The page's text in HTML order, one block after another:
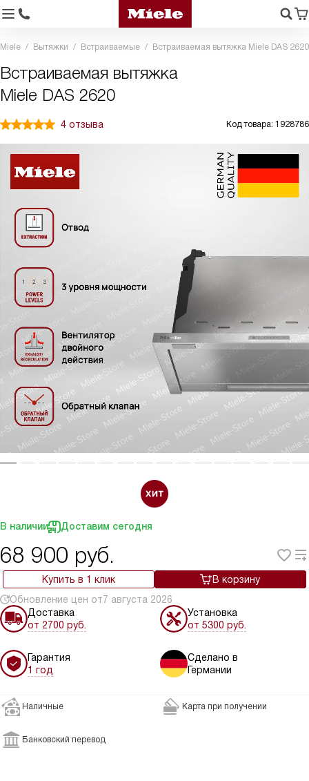
Miele Вытяжки Встраиваемые Встраиваемая вытяжка Miele DAS 2620
Встраиваемая вытяжка
Miele DAS 2620
4 отзыва Код товара: 1928786
В наличии Доставим сегодня
68 900 руб.
Купить в 1 клик
В корзину
Обновление цен от7 августа 2026
Доставка
от 2700 руб.
Установка
от 5300 руб.
Гарантия
1 год
Сделано в
Германии
Наличные Карта при получении
Банковский перевод